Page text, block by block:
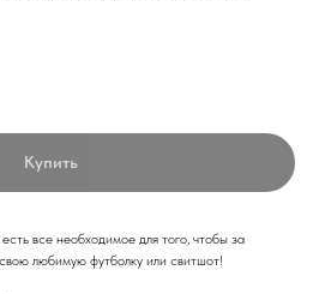
Купить
все необходимое для того, чтобы за
любимую футболку или свитшот!